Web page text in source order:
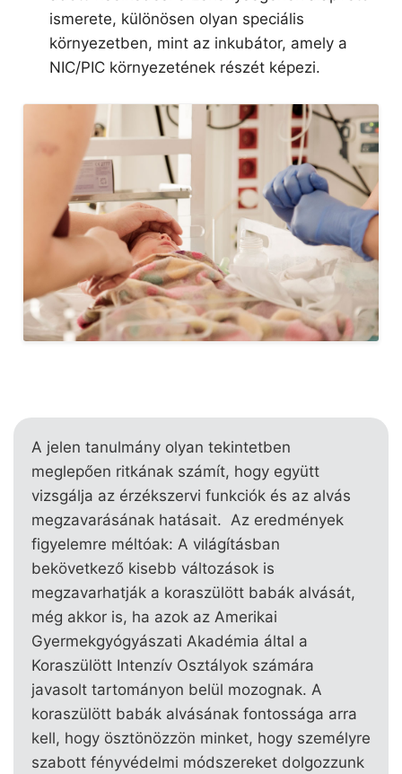
ismerete, különösen olyan speciális
környezetben, mint az inkubátor, amely a
NIC/PIC környezetének részét képezi.
A jelen tanulmány olyan tekintetben
meglepően ritkának számít, hogy együtt
vizsgálja az érzékszervi funkciók és az alvás
megzavarásának hatásait. Az eredmények
figyelemre méltóak: A világításban
bekövetkező kisebb változások is
megzavarhatják a koraszülött babák alvását,
még akkor is, ha azok az Amerikai
Gyermekgyógyászati Akadémia által a
Koraszülött Intenzív Osztályok számára
javasolt tartományon belül mozognak. A
koraszülött babák alvásának fontossága arra
kell, hogy ösztönözzön minket, hogy személyre
szabott fényvédelmi módszereket dolgozzunk